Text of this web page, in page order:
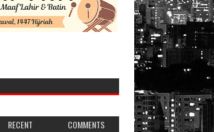
RECENT COMMENTS